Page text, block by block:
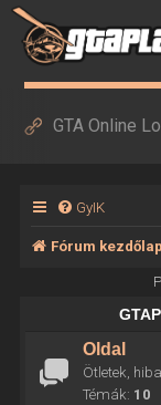
GTA Online
GyIK
Fórum kezdőlap
Oldal
Ötletek,
Témák: 10